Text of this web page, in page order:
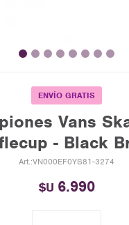
ENVÍO GRATIS
Vans
- Black
VN000EF0YS81-3274
$U 6.990